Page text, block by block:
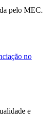
pelo MEC.
no
e